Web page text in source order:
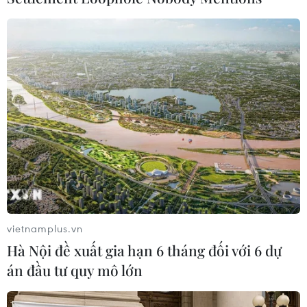
cực chống lại Bahrain.
Từ đầu tháng 6 vừa qua, nhóm 4 nước Arab do
Saudi Arabia đứng đầu đã cắt đứt quan hệ ngoại
giao với Qatar, đồng thời áp đặt các lệnh trừng
phạt kinh tế đối với Doha với cáo buộc quốc gia
nhỏ bé ở vùng Vịnh này ủng hộ chủ nghĩa
khủng bố và thực thi các chính sách gây bất ổn
trong khu vực. Qatar đã bác bỏ mọi cáo buộc./.
(TTXVN/Vietnam+)
vietnamplus.vn
Hà Nội đề xuất gia hạn 6 tháng đối với 6 dự
án đầu tư quy mô lớn